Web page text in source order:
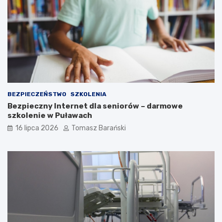
s
k
ą
o
ł
e
c
z
n
c
iBEZPIECZEŃSTWO SZKOLENIA
Bezpieczny Internet dla seniorów – darmowe
szkolenie w Puławach
16 lipca 2026 Tomasz Barański